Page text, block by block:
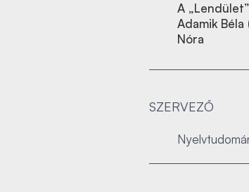
A
Adamik
Nóra
SZERVEZŐ